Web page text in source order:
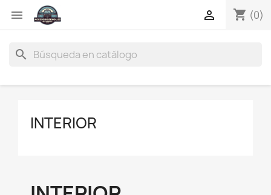
 shopping_cart (0)

search
INTERIOR